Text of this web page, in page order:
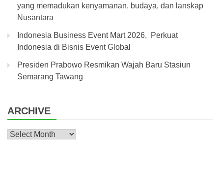
yang memadukan kenyamanan, budaya, dan lanskap
Nusantara
Indonesia Business Event Mart 2026, Perkuat
Indonesia di Bisnis Event Global
Presiden Prabowo Resmikan Wajah Baru Stasiun
Semarang Tawang
ARCHIVE
Archive